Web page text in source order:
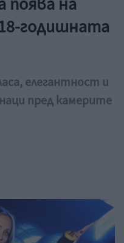
годишната
елегантност и
пред камерите